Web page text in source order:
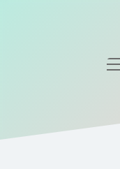
Gizlilik Politikası